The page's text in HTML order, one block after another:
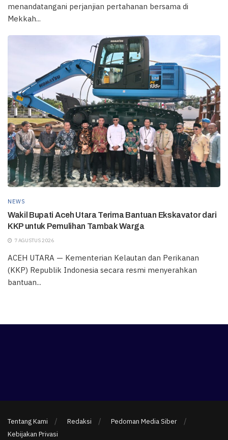
menandatangani perjanjian pertahanan bersama di
Mekkah...
NEWS
Wakil Bupati Aceh Utara Terima Bantuan Ekskavator dari
KKP untuk Pemulihan Tambak Warga
7 AGUSTUS 2026
ACEH UTARA — Kementerian Kelautan dan Perikanan
(KKP) Republik Indonesia secara resmi menyerahkan
bantuan...
Tentang Kami Redaksi
Pedoman Media Siber
Kebijakan Privasi